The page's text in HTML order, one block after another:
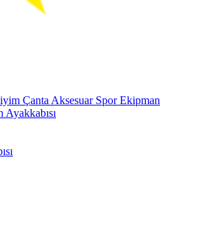
Çanta Aksesuar Spor Ekipman